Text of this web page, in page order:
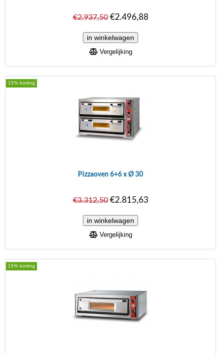
€2.937,50€2.496,88
Vergelijking
15% korting
Pizzaoven 6+6 x Ø 30
€3.312,50€2.815,63
Vergelijking
15% korting